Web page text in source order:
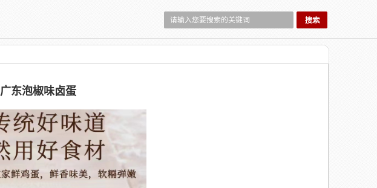
广东泡椒味卤蛋